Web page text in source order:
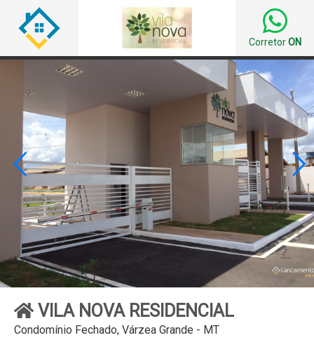
CorretorON
 
VILA NOVA RESIDENCIAL
Condomínio Fechado, Várzea Grande - MT